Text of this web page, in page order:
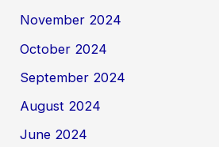
November 2024
October 2024
September 2024
August 2024
June 2024